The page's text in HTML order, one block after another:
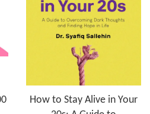
How to Stay Alive in Your